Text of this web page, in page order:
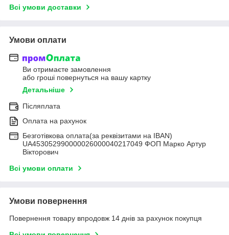
Всі умови доставки
Умови оплати
Ви отримаєте замовлення
або гроші повернуться на вашу картку
Детальніше
Післяплата
Оплата на рахунок
Безготівкова оплата(за реквізитами на IBAN)
UA453052990000026000040217049 ФОП Марко Артур
Вікторович
Всі умови оплати
Умови повернення
Повернення товару впродовж 14 днів за рахунок покупця